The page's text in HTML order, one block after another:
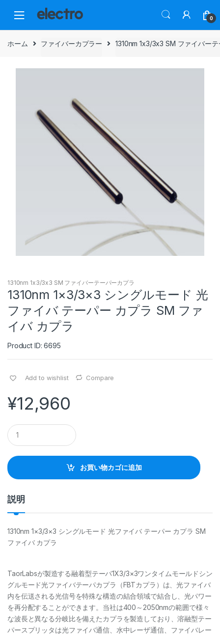
0
ホーム ファイバーカプラー 1310nm 1x3/3x3 SM ファイバー
1310nm 1x3/3x3 SM ファイバーテーパーカプラ
1310nm 1×3/3×3 シングルモード 光
ファイバ テーパー カプラ SM ファ
イバ カプラ
Product ID: 6695
Add to wishlist Compare
¥12,960
Q
u
a
t
i
お買い物カゴに追加
説明
1310nm 1×3/3×3 シングルモード 光ファイバ テーパー カプラ SM
ファイバ カプラ
TaorLabsが製造する融着型テーパ1X3/3×3ワンタイムモールドシン
グルモード光ファイバテーパカプラ（FBTカプラ）は、光ファイバ
内を伝送される光信号を特殊な構造の結合領域で結合し、光パワー
を再分配することができます。当社は400～2050nmの範囲で様々
な波長と異なる分岐比を備えたカプラを製造しており、溶融型テー
パースプリッタは光ファイバ通信、水中レーザ通信、ファイバレー